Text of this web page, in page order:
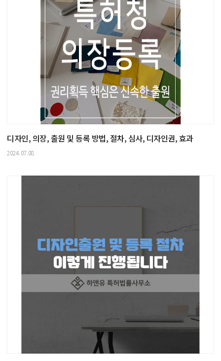
디자인, 의장, 출원 및 등록 방법, 절차, 심사, 디자인권, 효과
2024.07.08